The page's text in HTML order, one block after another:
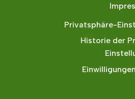
Privatsphäre-
Historie der